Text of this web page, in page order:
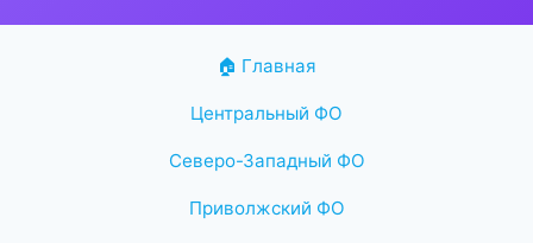
🏠 Главная
Центральный ФО
Северо-Западный ФО
Приволжский ФО